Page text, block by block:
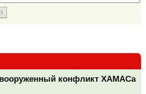
конфликт ХАМАСа